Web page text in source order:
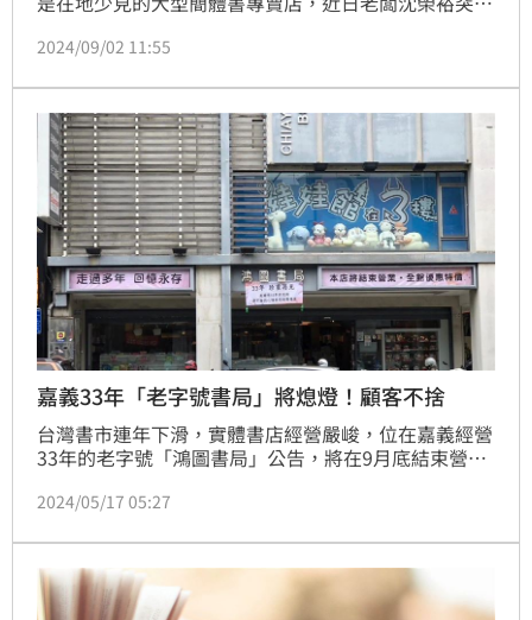
能忍痛歇業，預計10月左右熄燈，讓許多老客戶感到十
2024/09/02 11:55
嘉義33年「老字號書局」將熄燈！顧客不捨
台灣書市連年下滑，實體書店經營嚴峻，位在嘉義經營
33年的老字號「鴻圖書局」公告，將在9月底結束營
實顧客相當不捨，「回憶啊…嘉義市在地老牌書局」。
2024/05/17 05:27